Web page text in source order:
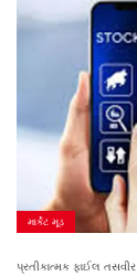
માર્કેટ મૂડ
પ્રતીકાત્મક ફાઈલ તસવીર